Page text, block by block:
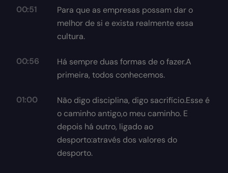
00:51
Para que as empresas possam dar o
melhor de si e exista realmente essa
cultura.
00:56
Há sempre duas formas de o fazer.A
primeira, todos conhecemos.
01:00
Não digo disciplina, digo sacrifício.Esse é
o caminho antigo,o meu caminho. E
depois há outro, ligado ao
desporto:através dos valores do
desporto.